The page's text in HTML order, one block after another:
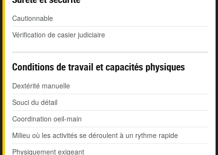
Cautionnable
Vérification de casier judiciaire
Conditions de travail et capacités physiques
Dextérité manuelle
Souci du détail
Coordination oeil-main
Milieu où les activités se déroulent à un rythme rapide
Physiquement exigeant